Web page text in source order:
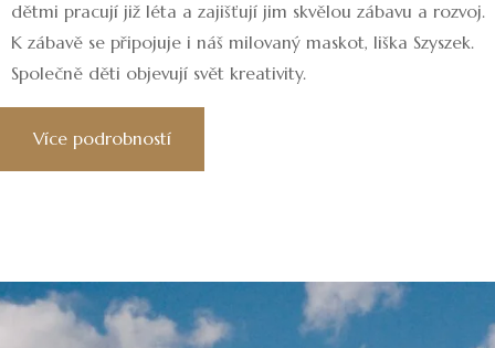
dětmi pracují již léta a zajišťují jim skvělou zábavu a rozvoj.
K zábavě se připojuje i náš milovaný maskot, liška Szyszek.
Společně děti objevují svět kreativity.
Více podrobností